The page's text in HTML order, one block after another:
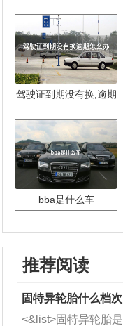
驾驶证到期没有换,逾期
bba是什么车
推荐阅读
固特异轮胎什么档次
<&list>固特异轮胎